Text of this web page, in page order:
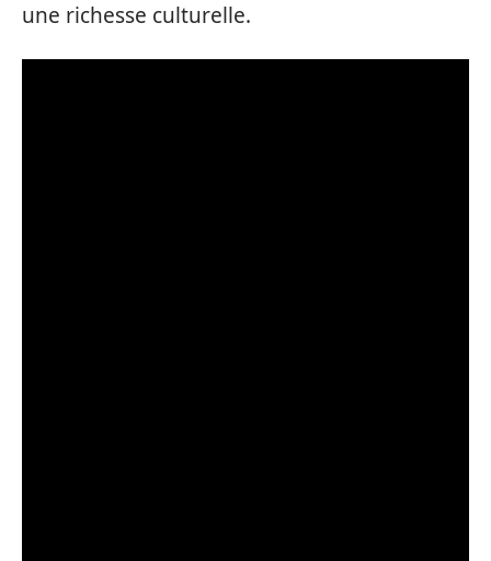
une richesse culturelle.